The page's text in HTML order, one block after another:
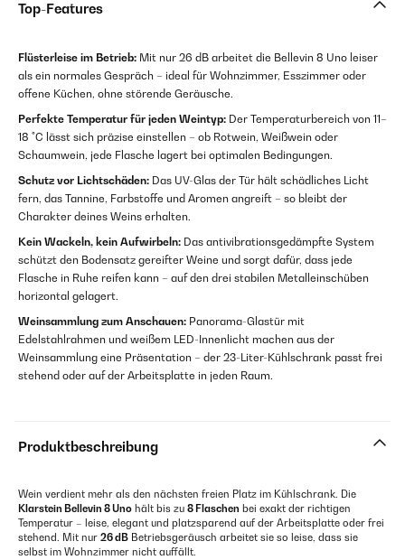
Top-Features
Flüsterleise im Betrieb: Mit nur 26 dB arbeitet die Bellevin 8 Uno leiser
als ein normales Gespräch – ideal für Wohnzimmer, Esszimmer oder
offene Küchen, ohne störende Geräusche.
Perfekte Temperatur für jeden Weintyp: Der Temperaturbereich von 11–
18 °C lässt sich präzise einstellen – ob Rotwein, Weißwein oder
Schaumwein, jede Flasche lagert bei optimalen Bedingungen.
Schutz vor Lichtschäden: Das UV-Glas der Tür hält schädliches Licht
fern, das Tannine, Farbstoffe und Aromen angreift – so bleibt der
Charakter deines Weins erhalten.
Kein Wackeln, kein Aufwirbeln: Das antivibrationsgedämpfte System
schützt den Bodensatz gereifter Weine und sorgt dafür, dass jede
Flasche in Ruhe reifen kann – auf den drei stabilen Metalleinschüben
horizontal gelagert.
Weinsammlung zum Anschauen: Panorama-Glastür mit
Edelstahlrahmen und weißem LED-Innenlicht machen aus der
Weinsammlung eine Präsentation – der 23-Liter-Kühlschrank passt frei
stehend oder auf der Arbeitsplatte in jeden Raum.
Produktbeschreibung
Wein verdient mehr als den nächsten freien Platz im Kühlschrank. Die
Klarstein Bellevin 8 Uno hält bis zu 8 Flaschen bei exakt der richtigen
Temperatur – leise, elegant und platzsparend auf der Arbeitsplatte oder frei
stehend. Mit nur 26 dB Betriebsgeräusch arbeitet sie so leise, dass sie
selbst im Wohnzimmer nicht auffällt.